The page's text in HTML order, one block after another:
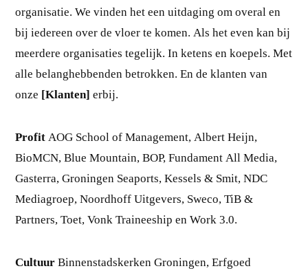
organisatie. We vinden het een uitdaging om overal en
bij iedereen over de vloer te komen. Als het even kan bij
meerdere organisaties tegelijk. In ketens en koepels. Met
alle belanghebbenden betrokken. En de klanten van
onze [Klanten] erbij.
ProfitAOG School of Management, Albert Heijn,
BioMCN, Blue Mountain, BOP, Fundament All Media,
Gasterra, Groningen Seaports, Kessels & Smit, NDC
Mediagroep, Noordhoff Uitgevers, Sweco, TiB &
Partners, Toet, Vonk Traineeship en Work 3.0.
CultuurBinnenstadskerken Groningen, Erfgoed